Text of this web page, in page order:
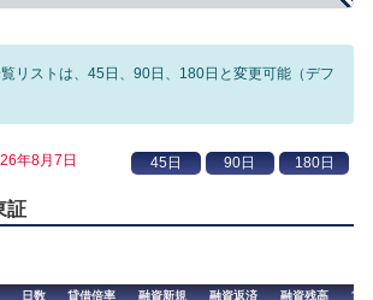
リストは、45日、90日、180日と変更可能（デフ
年8月7日
証
日数 貸借倍率 融資新規 融資返済 融資残高
貸